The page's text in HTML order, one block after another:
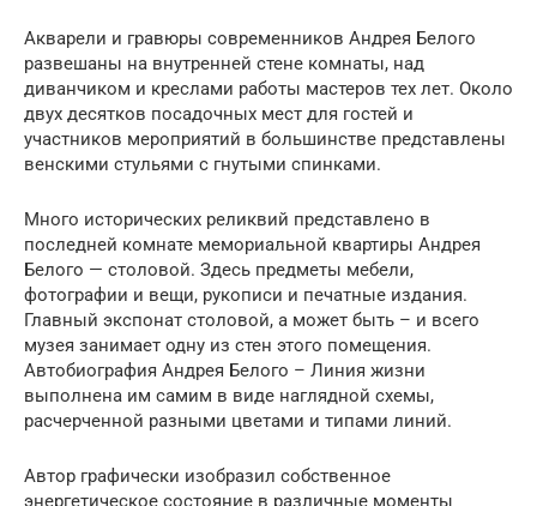
Акварели и гравюры современников Андрея Белого
развешаны на внутренней стене комнаты, над
диванчиком и креслами работы мастеров тех лет. Около
двух десятков посадочных мест для гостей и
участников мероприятий в большинстве представлены
венскими стульями с гнутыми спинками.
Много исторических реликвий представлено в
последней комнате мемориальной квартиры Андрея
Белого — столовой. Здесь предметы мебели,
фотографии и вещи, рукописи и печатные издания.
Главный экспонат столовой, а может быть – и всего
музея занимает одну из стен этого помещения.
Автобиография Андрея Белого – Линия жизни
выполнена им самим в виде наглядной схемы,
расчерченной разными цветами и типами линий.
Автор графически изобразил собственное
энергетическое состояние в различные моменты